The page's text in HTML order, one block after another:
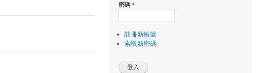
密碼*
註冊新帳號
索取新密碼